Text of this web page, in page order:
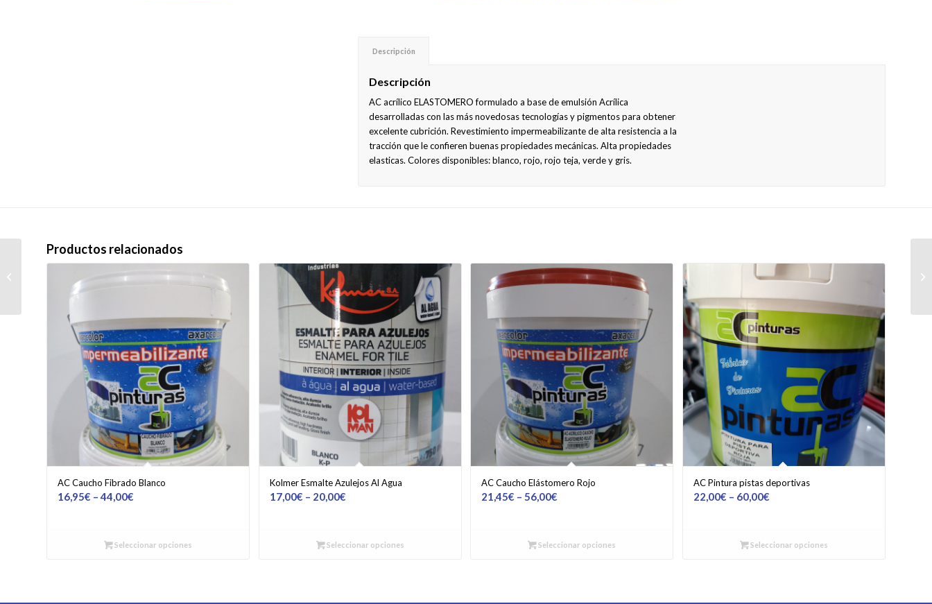
Descripción
Descripción
AC acrílico ELASTOMERO formulado a base de emulsión Acrílica
desarrolladas con las más novedosas tecnologías y pigmentos para obtener
excelente cubrición. Revestimiento impermeabilizante de alta resistencia a la
tracción que le confieren buenas propiedades mecánicas. Alta propiedades
elasticas. Colores disponibles: blanco, rojo, rojo teja, verde y gris.
Productos relacionados
AC Caucho Fibrado Blanco
16,95€ –44,00€
Seleccionar opciones
Kolmer Esmalte Azulejos Al Agua
17,00€ – 20,00€
Seleccionar opciones
AC Caucho Elástomero Rojo
21,45€ –56,00€
Seleccionar opciones
AC Pintura pistas deportivas
22,00€ – 60,00€
Seleccionar opciones